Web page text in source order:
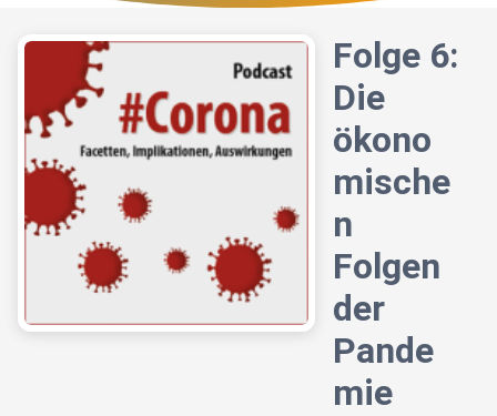
Folge 6:
Die
ökono
mische
n
Folgen
der
Pande
mie